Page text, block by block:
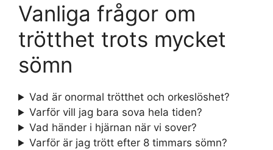
Vanliga frågor om
trötthet trots mycket
sömn
Vad är onormal trötthet och orkeslöshet?
Varför vill jag bara sova hela tiden?
Vad händer i hjärnan när vi sover?
Varför är jag trött efter 8 timmars sömn?